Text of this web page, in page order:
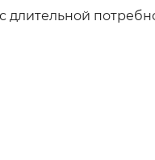
длительной